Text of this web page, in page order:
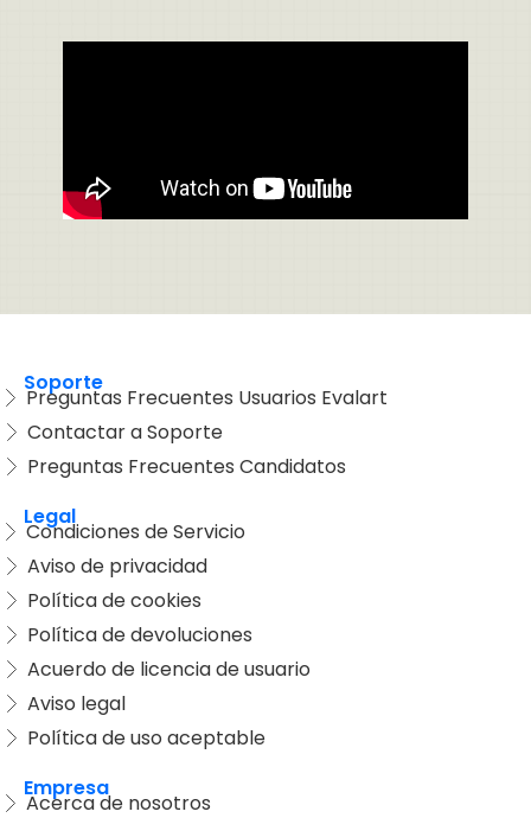
Soporte
Preguntas Frecuentes Usuarios Evalart
Contactar a Soporte
Preguntas Frecuentes Candidatos
Legal
Condiciones de Servicio
Aviso de privacidad
Política de cookies
Política de devoluciones
Acuerdo de licencia de usuario
Aviso legal
Política de uso aceptable
Empresa
Acerca de nosotros